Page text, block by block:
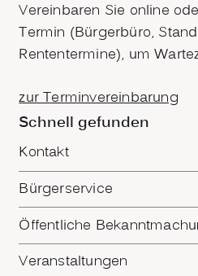
Vereinbaren Sie online
Termin (Bürgerbüro,
Rententermine), um
zur Terminvereinbarung
Schnell gefunden
Kontakt
Bürgerservice
Öffentliche
Veranstaltungen